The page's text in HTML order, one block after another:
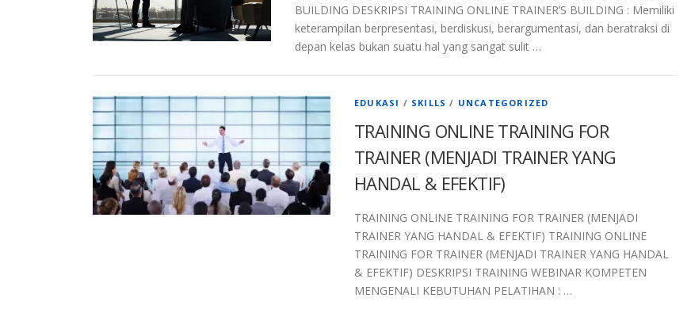
BUILDING DESKRIPSI TRAINING ONLINE TRAINER’S BUILDING : Memiliki
keterampilan berpresentasi, berdiskusi, berargumentasi, dan beratraksi di
depan kelas bukan suatu hal yang sangat sulit …
EDUKASI / SKILLS / UNCATEGORIZED
TRAINING ONLINE TRAINING FOR
TRAINER (MENJADI TRAINER YANG
HANDAL & EFEKTIF)
TRAINING ONLINE TRAINING FOR TRAINER (MENJADI
TRAINER YANG HANDAL & EFEKTIF) TRAINING ONLINE
TRAINING FOR TRAINER (MENJADI TRAINER YANG HANDAL
& EFEKTIF) DESKRIPSI TRAINING WEBINAR KOMPETEN
MENGENALI KEBUTUHAN PELATIHAN : …